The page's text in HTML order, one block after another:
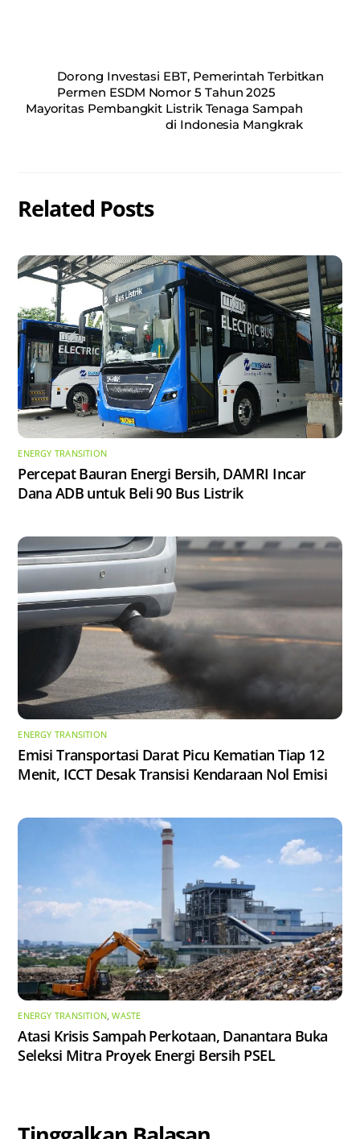
Dorong Investasi EBT, Pemerintah Terbitkan
Permen ESDM Nomor 5 Tahun 2025
Mayoritas Pembangkit Listrik Tenaga Sampah
di Indonesia Mangkrak
Related Posts
ENERGY TRANSITION
Percepat Bauran Energi Bersih, DAMRI Incar
Dana ADB untuk Beli 90 Bus Listrik
ENERGY TRANSITION
Emisi Transportasi Darat Picu Kematian Tiap 12
Menit, ICCT Desak Transisi Kendaraan Nol Emisi
ENERGY TRANSITION,WASTE
Atasi Krisis Sampah Perkotaan, Danantara Buka
Seleksi Mitra Proyek Energi Bersih PSEL